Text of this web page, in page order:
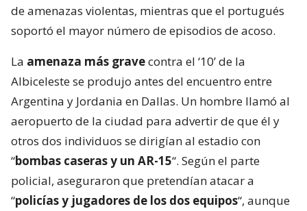
de amenazas violentas, mientras que el portugués
soportó el mayor número de episodios de acoso.
La amenaza más gravecontra el ‘10’ de la
Albiceleste se produjo antes del encuentro entre
Argentina y Jordania en Dallas. Un hombre llamó al
aeropuerto de la ciudad para advertir de que él y
otros dos individuos se dirigían al estadio con
“bombas caseras y un AR-15“. Según el parte
policial, aseguraron que pretendían atacar a
“policías y jugadores de los dos equipos“, aunque